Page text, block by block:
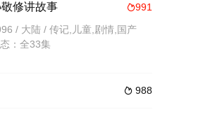
991
修讲故事
/ 大陆 / 传记,儿童,剧情,国产
：全33集
 988